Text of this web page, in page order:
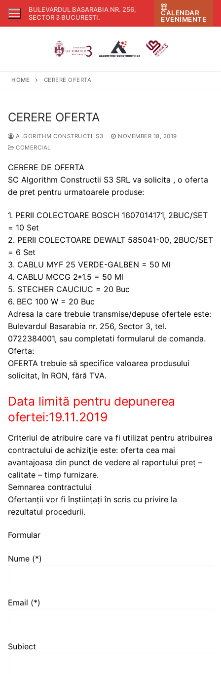
Skip
BULEVARDUL BASARABIA NR. 256,
SECTOR 3 BUCURESTI.
CALENDAR
EVENIMENTE
HOME CERERE OFERTA
CERERE OFERTA
ALGORITHM CONSTRUCTII S3
NOVEMBER 18, 2019
COMERCIAL
CERERE DE OFERTA
SC Algorithm Constructii S3 SRL va solicita , o oferta
de pret pentru urmatoarele produse:
1. PERII COLECTOARE BOSCH 1607014171, 2BUC/SET
= 10 Set
2. PERII COLECTOARE DEWALT 585041-00, 2BUC/SET
= 6 Set
3. CABLU MYF 25 VERDE-GALBEN = 50 Ml
4. CABLU MCCG 2*1.5 = 50 Ml
5. STECHER CAUCIUC = 20 Buc
6. BEC 100 W = 20 Buc
Adresa la care trebuie transmise/depuse ofertele este:
Bulevardul Basarabia nr. 256, Sector 3, tel.
0722384001, sau completati formularul de comanda.
Oferta:
OFERTA trebuie să specifice valoarea produsului
solicitat, în RON, fără TVA.
Data limită pentru depunerea
ofertei:19.11.2019
Criteriul de atribuire care va fi utilizat pentru atribuirea
contractului de achiziţie este: oferta cea mai
avantajoasa din punct de vedere al raportului preț –
calitate – timp furnizare.
Semnarea contractului
Ofertanții vor fi înștiințați în scris cu privire la
rezultatul procedurii.
Formular
Nume (*)
Email (*)
Subiect